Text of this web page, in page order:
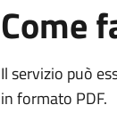
Come
Il servizio può
in formato PDF.